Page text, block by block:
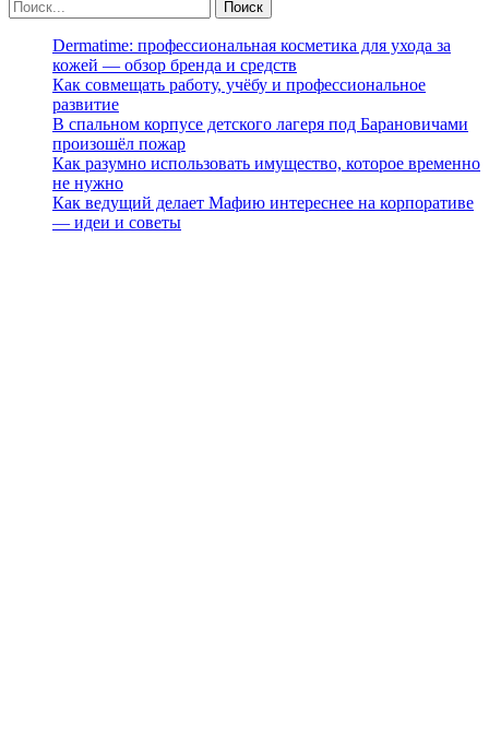
Dermatime: профессиональная косметика для ухода за
кожей — обзор бренда и средств
Как совмещать работу, учёбу и профессиональное
развитие
В спальном корпусе детского лагеря под Барановичами
произошёл пожар
Как разумно использовать имущество, которое временно
не нужно
Как ведущий делает Мафию интереснее на корпоративе
— идеи и советы